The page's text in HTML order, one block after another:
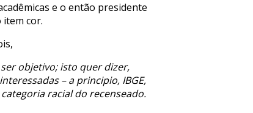
e o então presidente
cor.
objetivo; isto quer dizer,
– a principio, IBGE,
racial do recenseado.